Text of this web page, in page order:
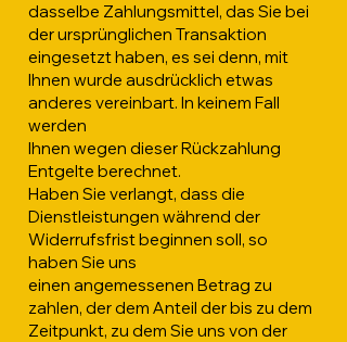
dasselbe Zahlungsmittel, das Sie bei
der ursprünglichen Transaktion
eingesetzt haben, es sei denn, mit
Ihnen wurde ausdrücklich etwas
anderes vereinbart. In keinem Fall
werden
Ihnen wegen dieser Rückzahlung
Entgelte berechnet.
Haben Sie verlangt, dass die
Dienstleistungen während der
Widerrufsfrist beginnen soll, so
haben Sie uns
einen angemessenen Betrag zu
zahlen, der dem Anteil der bis zu dem
Zeitpunkt, zu dem Sie uns von der